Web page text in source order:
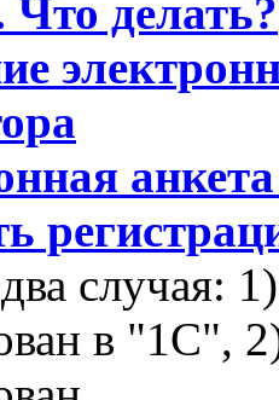
делать?
случая:
в "1С",